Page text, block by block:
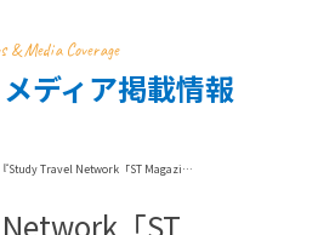
& Media Coverage
ディア掲載情報
『Study Travel Network「ST Magazine」（電子版 2024年10月8日）』に掲載されました
Network「ST